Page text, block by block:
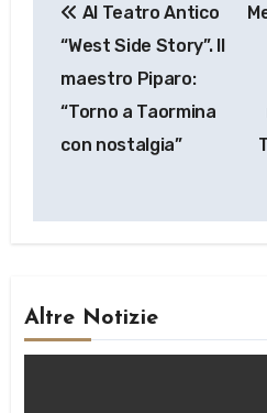
articoli
Al Teatro Antico
“West Side Story”. Il
maestro Piparo:
“Torno a Taormina
con nostalgia”
Altre Notizie